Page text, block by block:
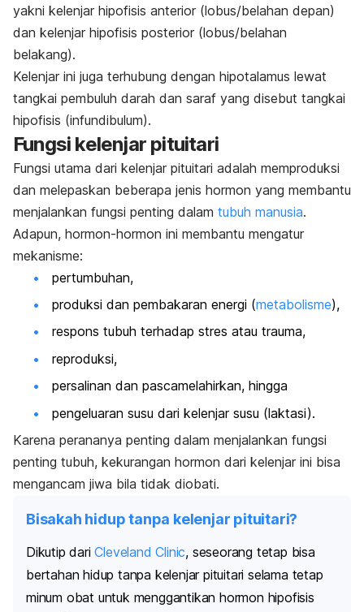
yakni kelenjar hipofisis anterior (lobus/belahan depan)
dan kelenjar hipofisis posterior (lobus/belahan
belakang).
Kelenjar ini juga terhubung dengan hipotalamus lewat
tangkai pembuluh darah dan saraf yang disebut tangkai
hipofisis (infundibulum).
Fungsi kelenjar pituitari
Fungsi utama dari kelenjar pituitari adalah memproduksi
dan melepaskan beberapa jenis hormon yang membantu
menjalankan fungsi penting dalam tubuh manusia.
Adapun, hormon-hormon ini membantu mengatur
mekanisme:
pertumbuhan,
produksi dan pembakaran energi (metabolisme),
respons tubuh terhadap stres atau trauma,
reproduksi,
persalinan dan pascamelahirkan, hingga
pengeluaran susu dari kelenjar susu (laktasi).
Karena perananya penting dalam menjalankan fungsi
penting tubuh, kekurangan hormon dari kelenjar ini bisa
mengancam jiwa bila tidak diobati.
Bisakah hidup tanpa kelenjar pituitari?
Dikutip dariCleveland Clinic, seseorang tetap bisa
bertahan hidup tanpa kelenjar pituitari selama tetap
minum obat untuk menggantikan hormon hipofisis